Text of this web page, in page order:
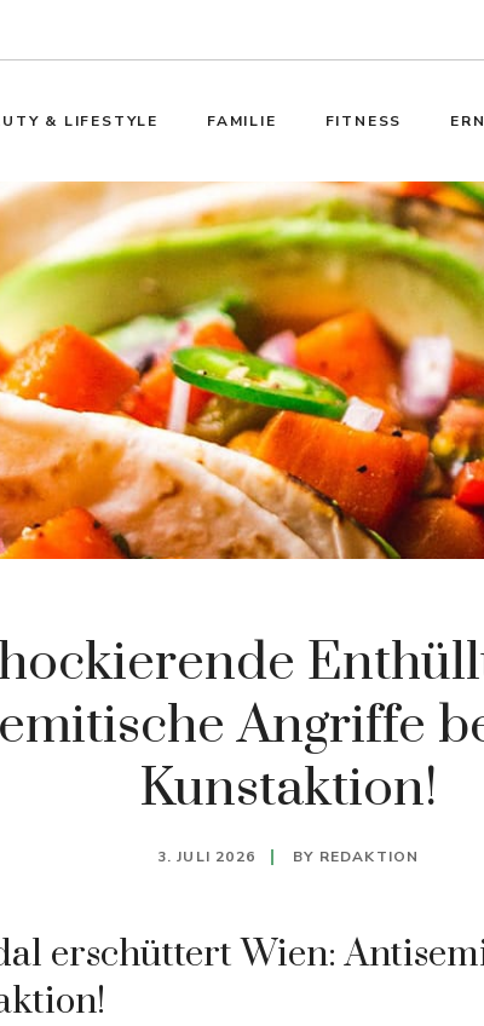
& LIFESTYLE FAMILIE FITNESS
Angriffe
Kunstaktion!
3. JULI 2026 BY REDAKTION
erschüttert Wien: